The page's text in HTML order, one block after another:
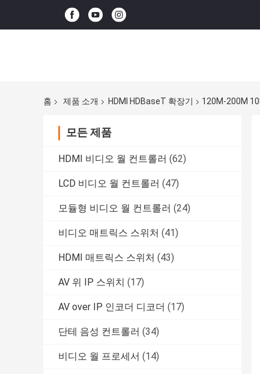
홈 제품 소개 HDMI HDBaseT 확장기 120M-200M
모든 제품
HDMI 비디오 월 컨트롤러 (62)
LCD 비디오 월 컨트롤러 (47)
모듈형 비디오 월 컨트롤러 (24)
비디오 매트릭스 스위처 (41)
HDMI 매트릭스 스위처 (43)
AV 위 IP 스위치 (17)
AV over IP 인코더 디코더 (17)
단테 음성 컨트롤러 (34)
비디오 월 프로세서 (14)